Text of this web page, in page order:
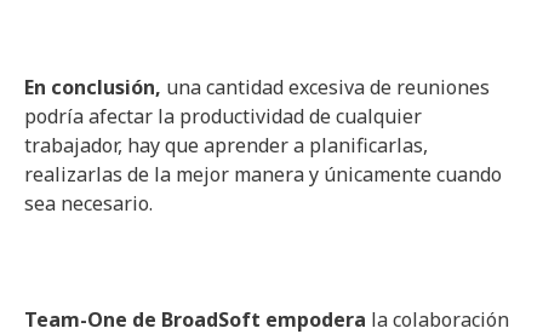
En conclusión, una cantidad excesiva de reuniones
podría afectar la productividad de cualquier
trabajador, hay que aprender a planificarlas,
realizarlas de la mejor manera y únicamente cuando
sea necesario.
Team-One de BroadSoft empodera la colaboración